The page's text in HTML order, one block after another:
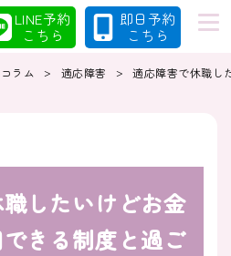
LINE予約
こちら
即日予約
こちら
ラム > 適応障害 > 適応障害で休職し
したいけどお金
きる制度と過ご